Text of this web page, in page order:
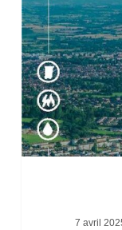
actions
Défi
« Sobriété
-10%
d’eau
des
7 avril